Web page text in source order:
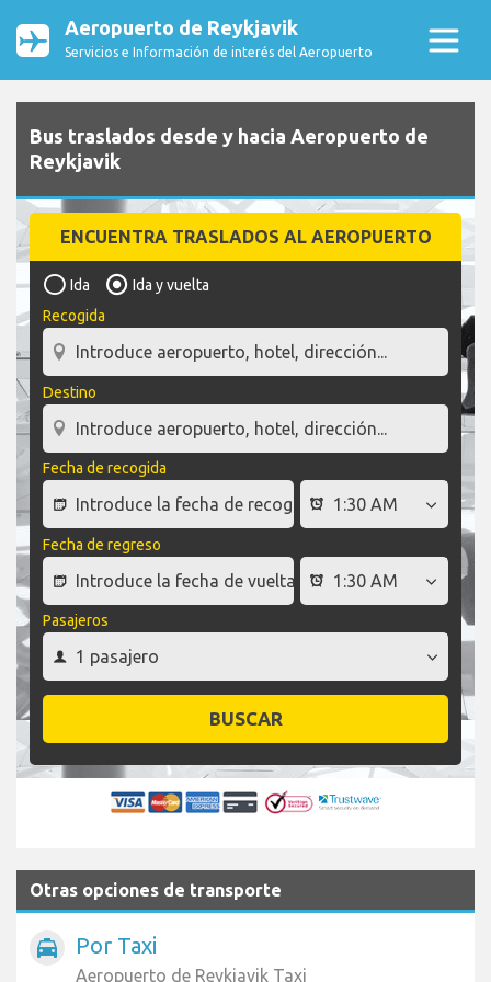
Aeropuerto de Reykjavik
Servicios e Información de interés del Aeropuerto
Bus traslados desde y hacia Aeropuerto de
Reykjavik
ENCUENTRA TRASLADOS AL AEROPUERTO
Ida
Ida y vuelta
Recogida
Destino
Fecha de recogida
Fecha de regreso
Pasajeros
BUSCAR
Otras opciones de transporte
local_taxi Por Taxi
Aeropuerto de Reykjavik Taxi